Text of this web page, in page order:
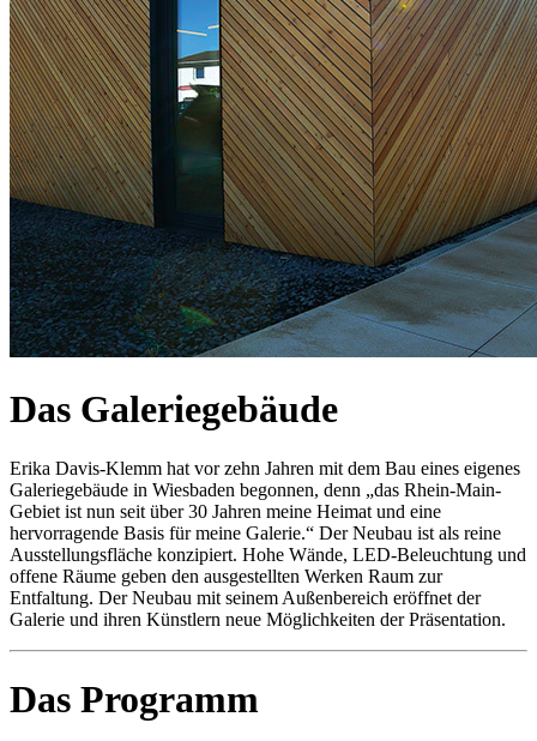
Das Galeriegebäude
Erika Davis-Klemm hat vor zehn Jahren mit dem Bau eines eigenes
Galeriegebäude in Wiesbaden begonnen, denn „das Rhein-Main-
Gebiet ist nun seit über 30 Jahren meine Heimat und eine
hervorragende Basis für meine Galerie.“ Der Neubau ist als reine
Ausstellungsfläche konzipiert. Hohe Wände, LED-Beleuchtung und
offene Räume geben den ausgestellten Werken Raum zur
Entfaltung. Der Neubau mit seinem Außenbereich eröffnet der
Galerie und ihren Künstlern neue Möglichkeiten der Präsentation.
Das Programm